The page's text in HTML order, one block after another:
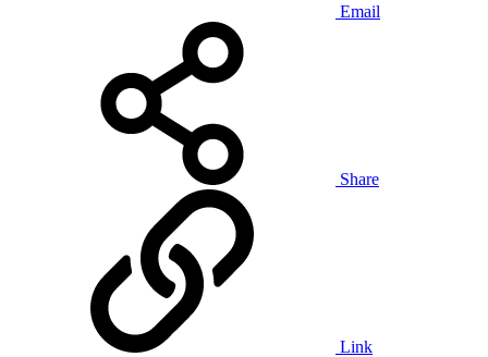
Email
Share
Link